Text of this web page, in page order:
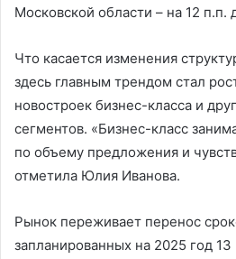
Московской области – на 12 п.п.
Что касается изменения
здесь главным трендом стал
новостроек бизнес-класса и
сегментов. «Бизнес-класс
по объему предложения и
отметила Юлия Иванова.
Рынок переживает перенос
запланированных на 2025 год